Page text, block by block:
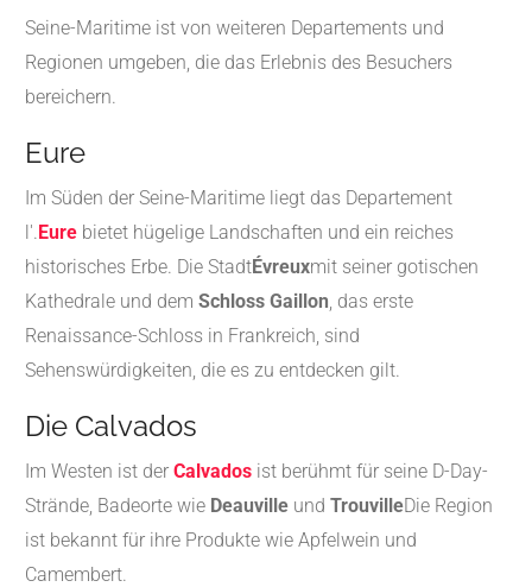
Seine-Maritime ist von weiteren Departements und
Regionen umgeben, die das Erlebnis des Besuchers
bereichern.
Eure
Im Süden der Seine-Maritime liegt das Departement
l'.Eure bietet hügelige Landschaften und ein reiches
historisches Erbe. Die StadtÉvreuxmit seiner gotischen
Kathedrale und dem Schloss Gaillon, das erste
Renaissance-Schloss in Frankreich, sind
Sehenswürdigkeiten, die es zu entdecken gilt.
Die Calvados
Im Westen ist der Calvados ist berühmt für seine D-Day-
Strände, Badeorte wie Deauville und TrouvilleDie Region
ist bekannt für ihre Produkte wie Apfelwein und
Camembert.